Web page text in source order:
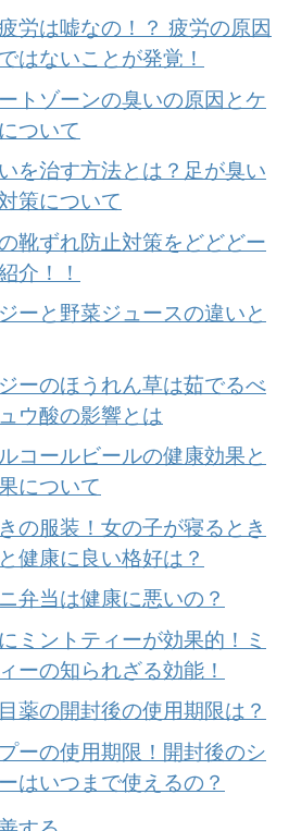
労は嘘なの！？ 疲労の原因
はないことが発覚！
トゾーンの臭いの原因とケ
ついて
を治す方法とは？足が臭い
策について
靴ずれ防止対策をどどどー
介！！
ーと野菜ジュースの違いと
ーのほうれん草は茹でるべ
ウ酸の影響とは
コールビールの健康効果と
について
の服装！女の子が寝るとき
健康に良い格好は？
弁当は健康に悪いの？
ミントティーが効果的！ミ
ーの知られざる効能！
薬の開封後の使用期限は？
ーの使用期限！開封後のシ
はいつまで使えるの？